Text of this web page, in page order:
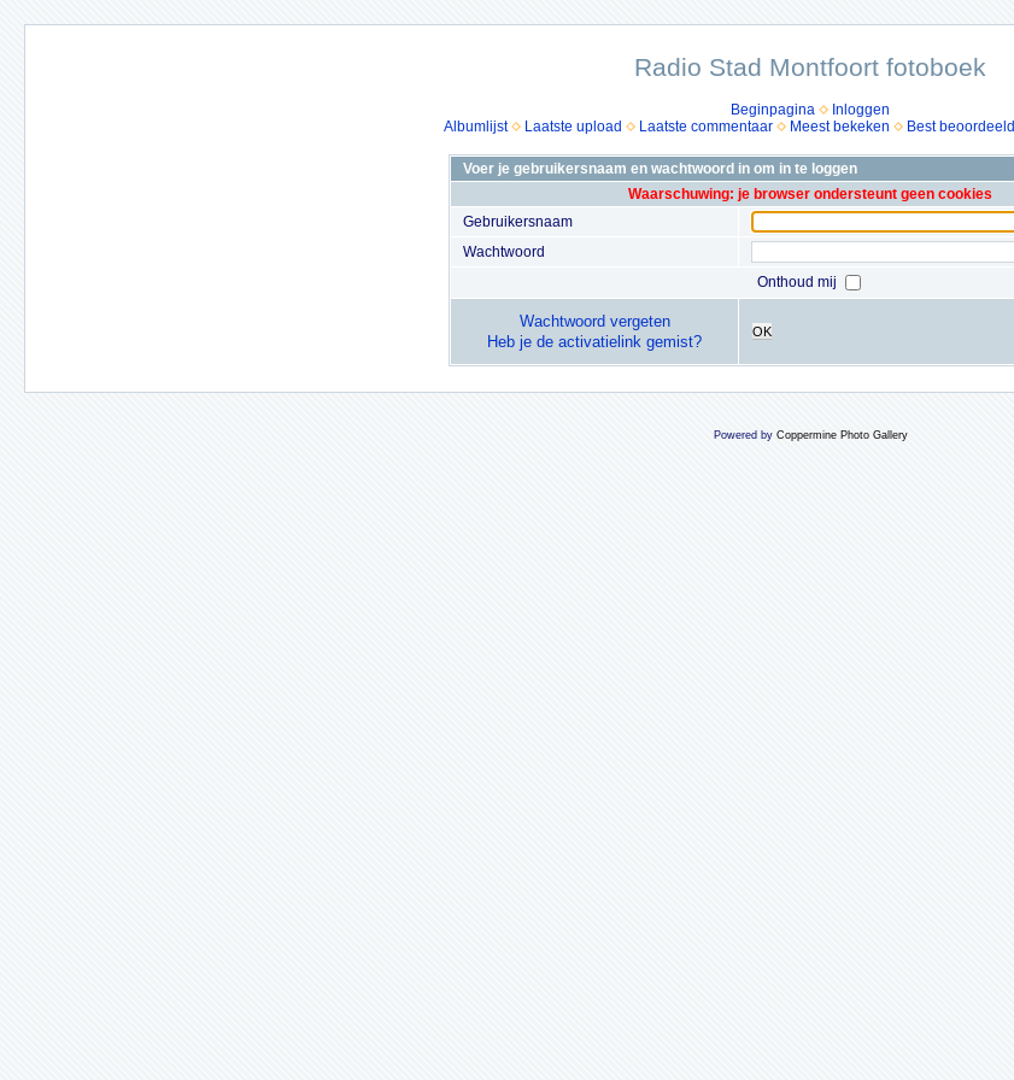
Radio Stad Montfoort fotoboek
Beginpagina
Inloggen
Albumlijst
Laatste upload Laatste commentaar Meest bekeken Best beoordeeld
Voer je gebruikersnaam en wachtwoord in om in te loggen
Waarschuwing: je browser ondersteunt geen cookies
Gebruikersnaam
Wachtwoord
Onthoud mij
Wachtwoord vergeten
Heb je de activatielink gemist?
OK
Powered by Coppermine Photo Gallery